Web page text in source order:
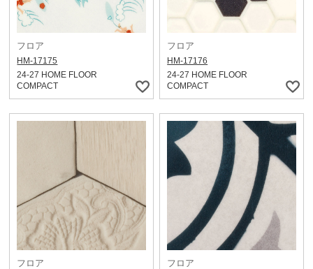
フロア
HM-17175
24-27 HOME FLOOR
COMPACT
フロア
HM-17176
24-27 HOME FLOOR
COMPACT
フロア フロア